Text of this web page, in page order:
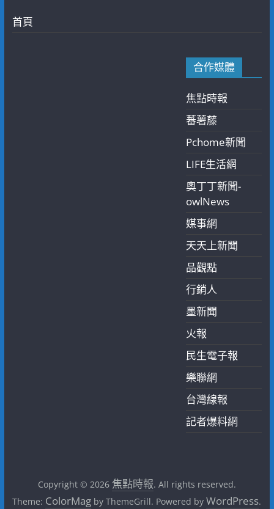
首頁
合作媒體
焦點時報
蕃薯藤
Pchome新聞
LIFE生活網
奧丁丁新聞-
owlNews
媒事網
天天上新聞
品觀點
行銷人
墨新聞
火報
民生電子報
樂聯網
台灣線報
記者爆料網
Copyright © 2026 焦點時報. All rights reserved.
Theme: ColorMag by ThemeGrill. Powered byWordPress.